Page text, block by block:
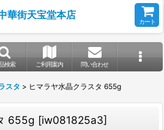
華街天宝堂本店
カート
検索 ご利用案内 問い合わせ
スタ > ヒマラヤ水晶クラスタ 655g
655g [iw081825a3]